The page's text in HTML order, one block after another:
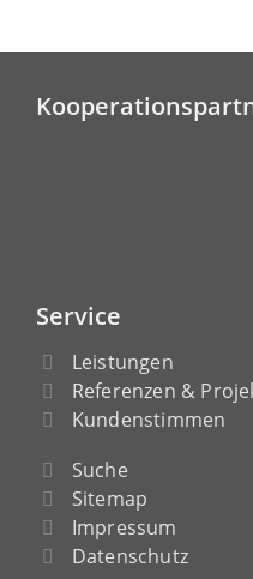
Service
Leistungen
Referenzen &
Kundenstimmen
Suche
Sitemap
Impressum
Datenschutz